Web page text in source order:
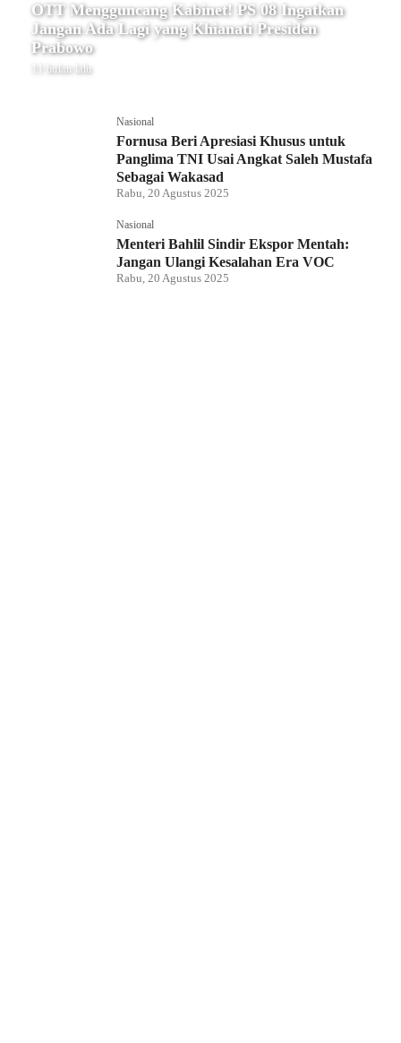
OTT Mengguncang Kabinet! PS 08 Ingatkan
Jangan Ada Lagi yang Khianati Presiden
Prabowo
11 bulan lalu
Nasional
Fornusa Beri Apresiasi Khusus untuk
Panglima TNI Usai Angkat Saleh Mustafa
Sebagai Wakasad
Rabu, 20 Agustus 2025
Nasional
Menteri Bahlil Sindir Ekspor Mentah:
Jangan Ulangi Kesalahan Era VOC
Rabu, 20 Agustus 2025